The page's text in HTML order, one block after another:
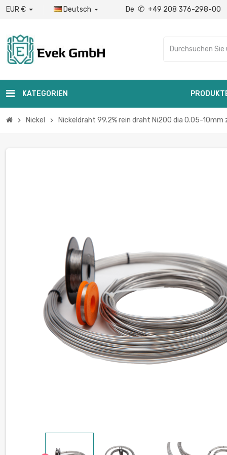
EUR € Deutsch  De ✆ +49 208 376-298-00
KATEGORIEN
chevron_right Nickel chevron_right Nickeldraht 99.2% rein draht Ni200 dia 0.05-10mm